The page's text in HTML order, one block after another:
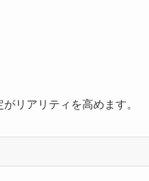
リアリティを高めます。